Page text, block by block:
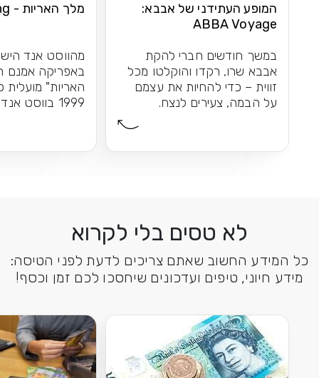
המופע העתידני של אבבא:
ABBA Voyage
במשך חודשים חברי להקת
אבבא שרו, רקדו והוקלטו מכל
זווית – כדי להחיות את עצמם
על הבמה, צעירים לנצח.
מלך האריות - The Lion King
מהווסט אנד
באפריקה אמנם
האריות"
1999 בווסט
לא טסים בלי לקרוא
כל המידע החשוב שאתם צריכים לדעת לפני הטיסה:
מידע חיוני, טיפים ועדכונים שיחסכו לכם זמן וכסף!